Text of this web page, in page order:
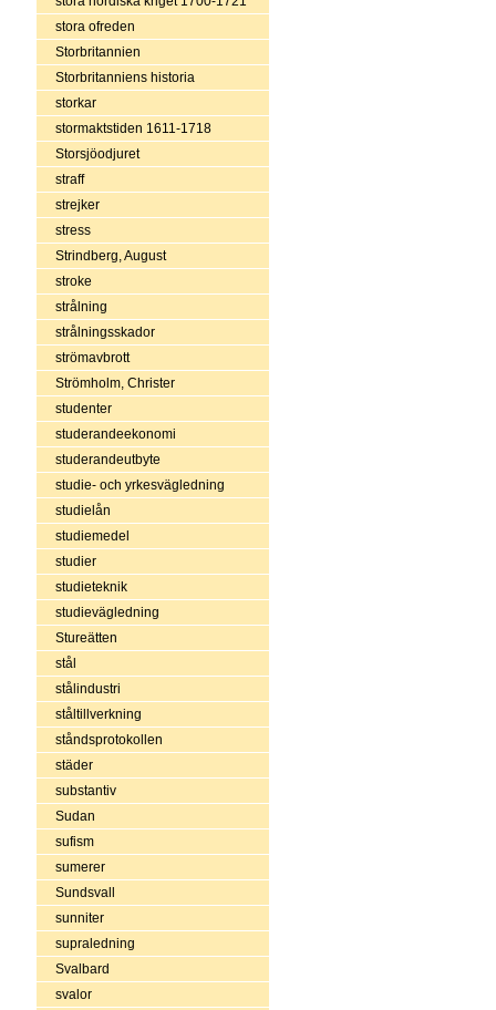
stora ofreden
Storbritannien
Storbritanniens historia
storkar
stormaktstiden 1611-1718
Storsjöodjuret
straff
strejker
stress
Strindberg, August
stroke
strålning
strålningsskador
strömavbrott
Strömholm, Christer
studenter
studerandeekonomi
studerandeutbyte
studie- och yrkesvägledning
studielån
studiemedel
studier
studieteknik
studievägledning
Stureätten
stål
stålindustri
ståltillverkning
ståndsprotokollen
städer
substantiv
Sudan
sufism
sumerer
Sundsvall
sunniter
supraledning
Svalbard
svalor